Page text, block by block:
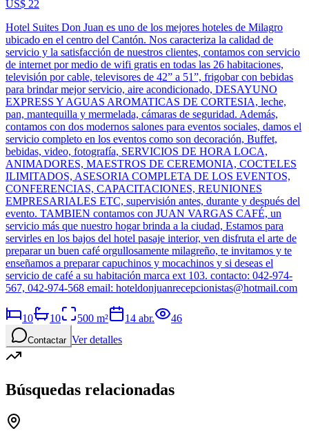
US$ 22
Hotel Suites Don Juan es uno de los mejores hoteles de Milagro
ubicado en el centro del Cantón. Nos caracteriza la calidad de
servicio y la satisfacción de nuestros clientes, contamos con servicio
de internet por medio de wifi gratis en todas las 26 habitaciones,
televisión por cable, televisores de 42” a 51”, frigobar con bebidas
para brindar mejor servicio, aire acondicionado, DESAYUNO
EXPRESS Y AGUAS AROMATICAS DE CORTESIA, leche,
pan, mantequilla y mermelada, cámaras de seguridad. Además,
contamos con dos modernos salones para eventos sociales, damos el
servicio completo en los eventos como son decoración, Buffet,
bebidas, video, fotografía, SERVICIOS DE HORA LOCA,
ANIMADORES, MAESTROS DE CEREMONIA, COCTELES
ILIMITADOS, ASESORIA COMPLETA DE LOS EVENTOS,
CONFERENCIAS, CAPACITACIONES, REUNIONES
EMPRESARIALES ETC, supervisión antes, durante y después del
evento. TAMBIEN contamos con JUAN VARGAS CAFÉ, un
servicio más que nuestro hogar brinda a la ciudad, Estamos para
servirles en los bajos del hotel pasaje interior, ven disfruta el arte de
preparar un buen café orgullosamente milagreño, te invitamos y te
enseñamos a preparar capuchinos y mocachinos y si deseas el
servicio de café a su habitación marca ext 103. contacto: 042-974-
567, 042-974-568 email: hoteldonjuanrecepcionistas@hotmail.com
10 10 500 m² 14 abr. 46
Contactar Ver detalles
Búsquedas relacionadas